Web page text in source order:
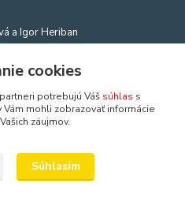
a Igor Heriban
cookies
potrebujú Váš súhlas s
mohli zobrazovať informácie
záujmov.
Súhlasím